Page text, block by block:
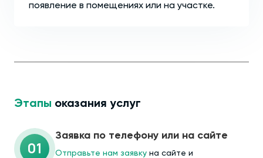
появление в помещениях или на участке.
Этапы оказания услуг
01
Заявка по телефону или на сайте
Отправьте нам заявку на сайте и